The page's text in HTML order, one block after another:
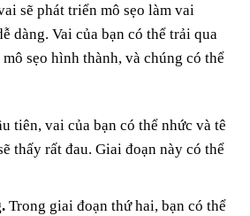
sẽ phát triển mô sẹo làm vai
dàng. Vai của bạn có thể trải qua
sẹo hình thành, và chúng có thể
tiên, vai của bạn có thể nhức và tê
thấy rất đau. Giai đoạn này có thể
Trong giai đoạn thứ hai, bạn có thể